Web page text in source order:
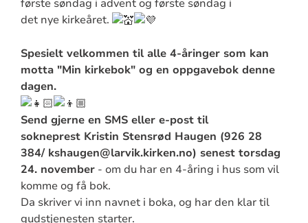
første søndag i advent og første søndag i
det nye kirkeåret.
Spesielt velkommen til alle 4-åringer som kan
motta "Min kirkebok" og en oppgavebok denne
dagen.
Send gjerne en SMS eller e-post til
sokneprest Kristin Stensrød Haugen (926 28
384/ kshaugen@larvik.kirken.no) senest torsdag
24. november- om du har en 4-åring i hus som vil
komme og få bok.
Da skriver vi inn navnet i boka, og har den klar til
gudstjenesten starter.